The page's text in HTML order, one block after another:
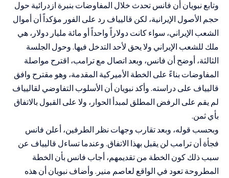
وتابع نبويان أن فانس تحدث خلال المفاوضات بنبرة ازدرائية حول
حجم الأصول الإيرانية، لكن قاليياف رد على الفور مؤكداً أن أموال
الشعب الإيراني، سواء كانت دولاراً واحداً أو مائة مليار دولار، هي
ملك للشعب الإيراني ولا يحق لأحد التدخل فيها. وحول الجلسة
الثالثة، أوضح أن فانس، وبعد اتصال مع ترامب، اقترح مواصلة
المفاوضات بناءً على الخطة الأميركية المقدمة، وهو مقترح وافق
قاليياف على دراسته. وأكد نبويان أن الأسلوب التفاوضي لقاليياف
لم يقم على الرفض المطلق لمبدأ الحوار، ولا على القبول بالاتفاق
بأي ثمن.
وبحسب قوله، وبعد تقارب وجهات نظر الطرفين، أعلن فانس
فجأة أن ترامب لن يقبل بهذا الاتفاق. وعندما تساءل قاليياف عن
سبب ذلك كون الخطة من تقديمهم، أجاب فانس بأن الخطة
المطروحة تعود في الواقع لعاصم منير. وأضاف نبويان أن هذه